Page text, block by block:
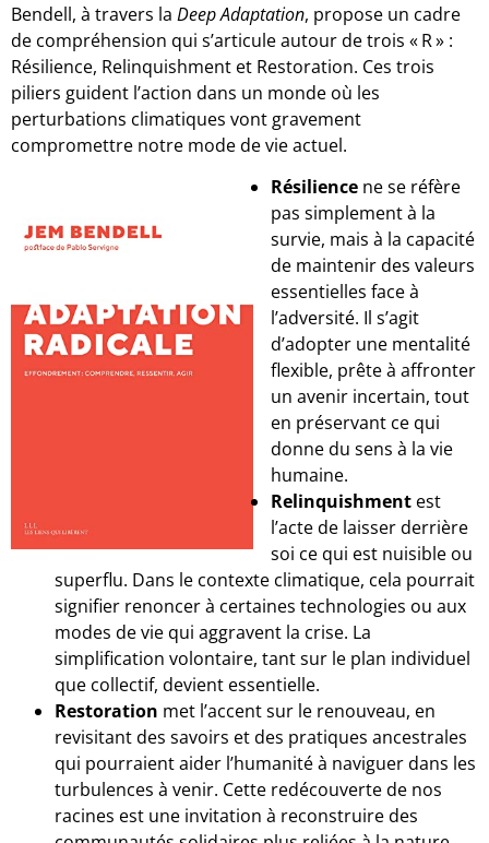
Bendell, à travers la Deep Adaptation, propose un cadre
de compréhension qui s’articule autour de trois « R » :
Résilience, Relinquishment et Restoration. Ces trois
piliers guident l’action dans un monde où les
perturbations climatiques vont gravement
compromettre notre mode de vie actuel.
Résilience ne se réfère
pas simplement à la
survie, mais à la capacité
de maintenir des valeurs
essentielles face à
l’adversité. Il s’agit
d’adopter une mentalité
flexible, prête à affronter
un avenir incertain, tout
en préservant ce qui
donne du sens à la vie
humaine.
Relinquishment est
l’acte de laisser derrière
soi ce qui est nuisible ou
superflu. Dans le contexte climatique, cela pourrait
signifier renoncer à certaines technologies ou aux
modes de vie qui aggravent la crise. La
simplification volontaire, tant sur le plan individuel
que collectif, devient essentielle.
Restoration met l’accent sur le renouveau, en
revisitant des savoirs et des pratiques ancestrales
qui pourraient aider l’humanité à naviguer dans les
turbulences à venir. Cette redécouverte de nos
racines est une invitation à reconstruire des